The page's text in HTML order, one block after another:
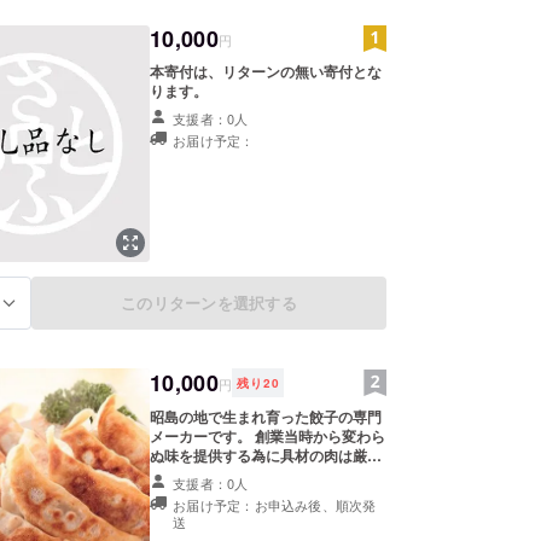
10,000円
本寄付は、リターンの無い寄付とな
ります。
支援者：0人
お届け予定：
このリターンを選択する
10,000円 残り 20
昭島の地で生まれ育った餃子の専門
メーカーです。 創業当時から変わら
ぬ味を提供する為に具材の肉は厳選
した国産の豚肉、豚脂のみを使用し
ております。 また、野菜は国産の
キャベツ・ニラ・にんにく・生姜
等、鮮度の高い食材を工場内で加
支援者：0人
お届け予定：お申込み後、順次発
送